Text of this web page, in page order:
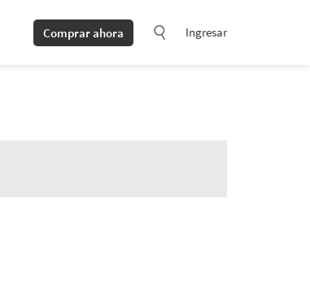
Comprar ahora Ingresar